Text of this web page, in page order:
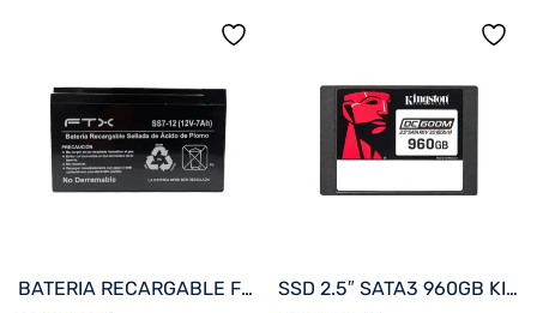
BATERIA RECARGABLE FTX 12V 7A SS7-12 SSD 2.5″ SATA3 960GB KINGSTON SEDC600M/960G 560/530